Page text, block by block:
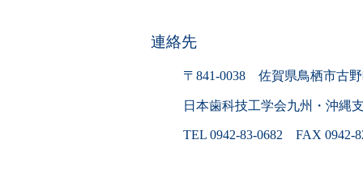
連絡先
〒841-0038 佐賀県鳥栖市古
日本歯科技工学会九州・沖縄
TEL 0942-83-0682 FAX 0942-